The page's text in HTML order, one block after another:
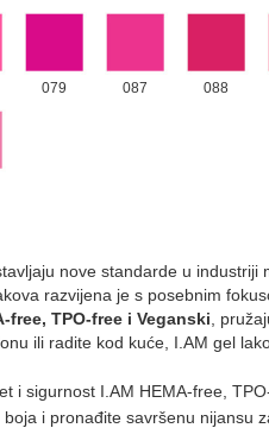
079 087 088
nove standarde u industriji
razvijena je s posebnim
free, TPO-free i Veganski ,
ili radite kod kuće, I.AM gel
i sigurnost I.AM HEMA-free,
i pronađite savršenu nijansu